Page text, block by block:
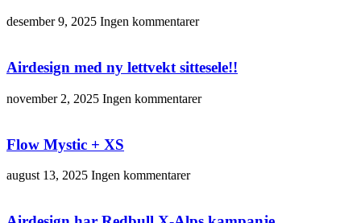
desember 9, 2025 Ingen kommentarer
Airdesign med ny lettvekt sittesele!!
november 2, 2025 Ingen kommentarer
Flow Mystic + XS
august 13, 2025 Ingen kommentarer